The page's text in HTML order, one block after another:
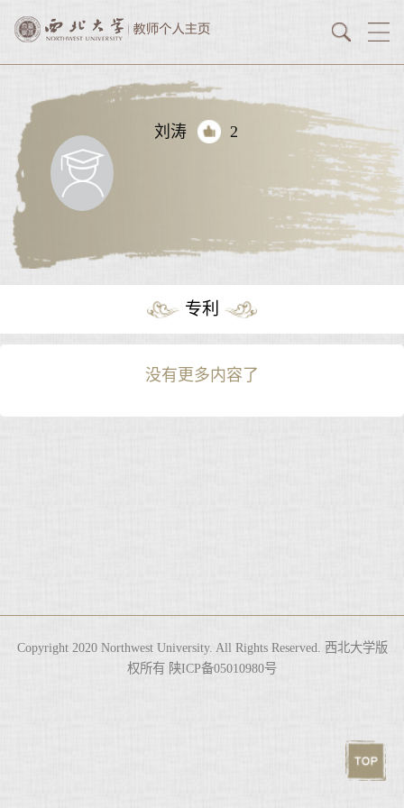
刘涛 2
专利
没有更多内容了
Copyright 2020 Northwest University. All Rights Reserved. 西北大学版
权所有 陕ICP备05010980号